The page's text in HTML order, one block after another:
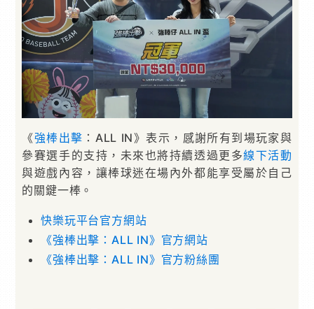
《強棒出擊 ：ALL IN》表示，感謝所有到場玩家與
參賽選手的支持，未來也將持續透過更多線下活動
與遊戲內容，讓棒球迷在場內外都能享受屬於自己
的關鍵一棒。
快樂玩平台官方網站
《強棒出擊：ALL IN》官方網站
《強棒出擊：ALL IN》官方粉絲團